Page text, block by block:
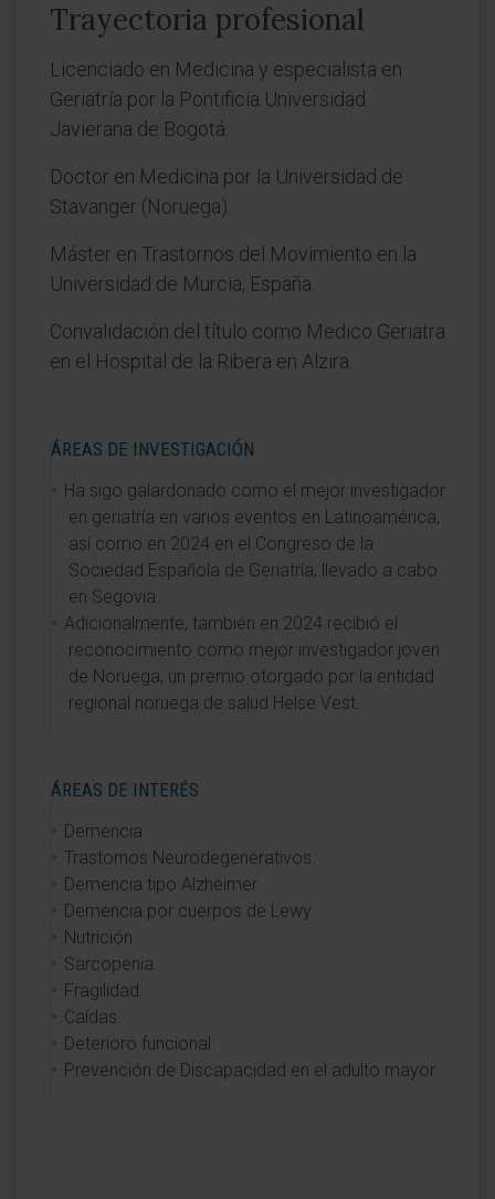
Trayectoria profesional
Licenciado en Medicina y especialista en
Geriatría por la Pontificia Universidad
Javierana de Bogotá.
Doctor en Medicina por la Universidad de
Stavanger (Noruega).
Máster en Trastornos del Movimiento en la
Universidad de Murcia, España.
Convalidación del título como Medico Geriatra
en el Hospital de la Ribera en Alzira.
ÁREAS DE INVESTIGACIÓN
Ha sigo galardonado como el mejor investigador
en geriatría en varios eventos en Latinoamérica,
así como en 2024 en el Congreso de la
Sociedad Española de Geriatría, llevado a cabo
en Segovia.
Adicionalmente, también en 2024 recibió el
reconocimiento como mejor investigador joven
de Noruega, un premio otorgado por la entidad
regional noruega de salud Helse Vest.
ÁREAS DE INTERÉS
Demencia.
Trastornos Neurodegenerativos.
Demencia tipo Alzheimer.
Demencia por cuerpos de Lewy.
Nutrición.
Sarcopenia.
Fragilidad.
Caídas.
Deterioro funcional.
Prevención de Discapacidad en el adulto mayor.